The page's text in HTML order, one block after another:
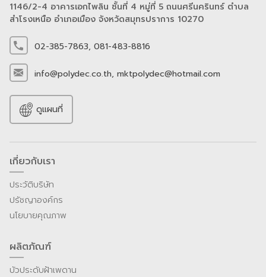
1146/2-4 อาคารเอกไพลิน ชั้นที่ 4 หมู่ที่ 5 ถนนศรีนครินทร์ ตำบล
สำโรงเหนือ อำเภอเมือง จังหวัดสมุทรปราการ 10270
02-385-7863, 081-483-8816
info@polydec.co.th, mktpolydec@hotmail.com
ดูแผนที่
เกี่ยวกับเรา
ประวัติบริษัท
ปรัชญาองค์กร
นโยบายคุณภาพ
ผลิตภัณฑ์
บัวประดับฝ้าเพดาน